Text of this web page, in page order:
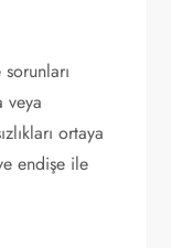
veya
ortaya
endişe ile